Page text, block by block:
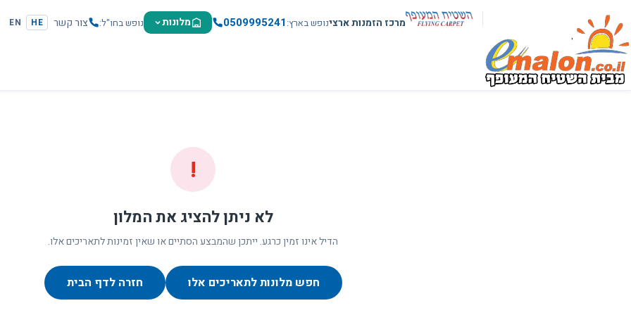
מרכז הזמנות ארצינופש בארץ 0509995241 מלונות נופש בחו"ל צור קשר HE
EN
!
לא ניתן להציג את המלון
הדיל אינו זמין כרגע. ייתכן שהמבצע הסתיים או שאין זמינות לתאריכים אלו.
חפש מלונות לתאריכים אלו חזרה לדף הבית